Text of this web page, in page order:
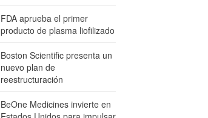
FDA aprueba el primer
producto de plasma liofilizado
Boston Scientific presenta un
nuevo plan de
reestructuración
BeOne Medicines invierte en